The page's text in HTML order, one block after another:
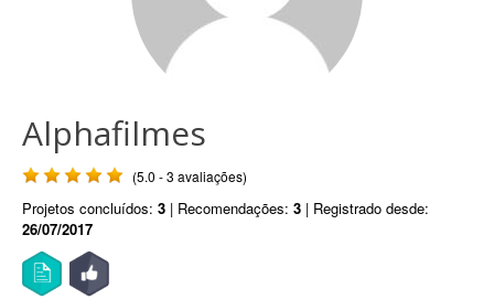
Alphafilmes
(5.0 - 3 avaliações)
Projetos concluídos: 3 | Recomendações: 3 | Registrado desde:
26/07/2017